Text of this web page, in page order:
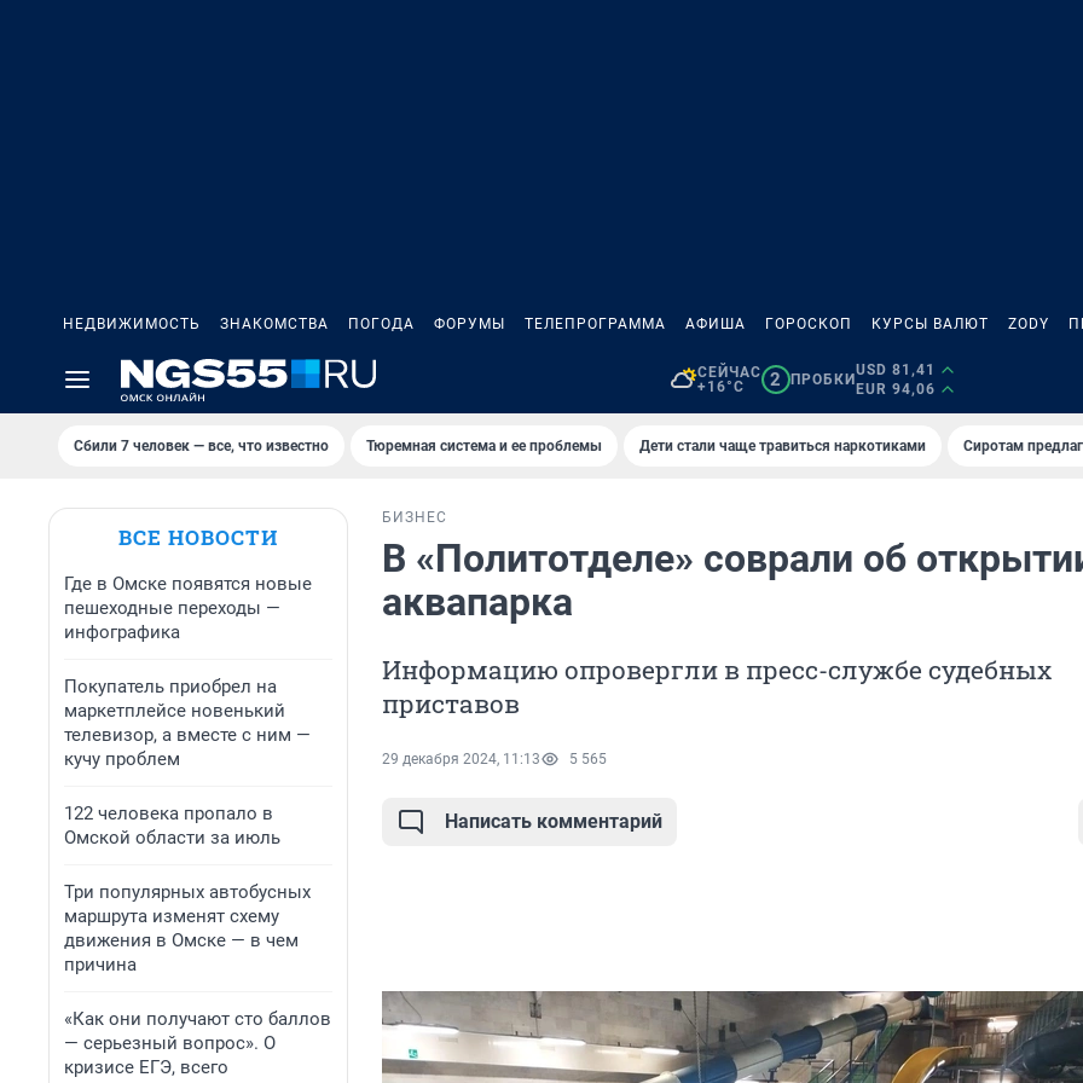
НЕДВИЖИМОСТЬ ЗНАКОМСТВА ПОГОДА ФОРУМЫ ТЕЛЕПРОГРАММА АФИША ГОРОСКОП КУРСЫ ВАЛЮТ ZODY
СЕЙЧАС
+16°C
2 ПРОБКИ
USD 81,41
EUR 94,06
Сбили 7 человек — все, что известно Тюремная система и ее проблемы Дети стали чаще травиться наркотиками Сиротам
ВСЕ НОВОСТИ
Где в Омске появятся новые
пешеходные переходы —
инфографика
Покупатель приобрел на
маркетплейсе новенький
телевизор, а вместе с ним —
кучу проблем
122 человека пропало в
Омской области за июль
Три популярных автобусных
маршрута изменят схему
движения в Омске — в чем
причина
«Как они получают сто баллов
— серьезный вопрос». О
кризисе ЕГЭ, всего
БИЗНЕС
В «Политотделе» соврали об
аквапарка
Информацию опровергли в пресс-службе судебных
приставов
29 декабря 2024, 11:13 5 565
Написать комментарий